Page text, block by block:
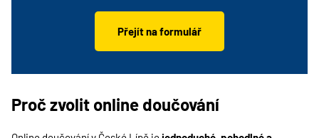
Přejít na formulář
Proč zvolit online doučování